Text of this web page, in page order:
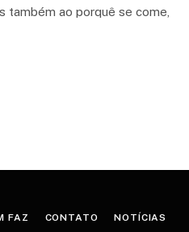
também ao porquê se come,
FAZ CONTATO NOTÍCIAS